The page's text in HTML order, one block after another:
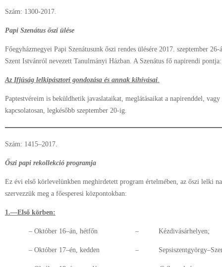
Szám: 1300-2017.
Papi Szenátus őszi ülése
Főegyházmegyei Papi Szenátusunk őszi rendes ülésére 2017. szeptember
Szent Istvánról nevezett Tanulmányi Házban. A Szenátus fő napirendi pontja:
Az Ifjúság lelkipásztori gondozása és annak kihívásai.
Paptestvéreim is beküldhetik javaslataikat, meglátásaikat a napirenddel,
kapcsolatosan, legkésőbb szeptember 20-ig.
Szám: 1415–2017.
Őszi papi rekollekció programja
Ez évi első körlevelünkben meghirdetett program értelmében, az őszi lelki
szervezzük meg a főesperesi központokban:
1.––Első körben:
– Október 16–án, hétfőn – Kézdivásárhelyen;
– Október 17–én, kedden – Sepsiszentgyörgy–Szent